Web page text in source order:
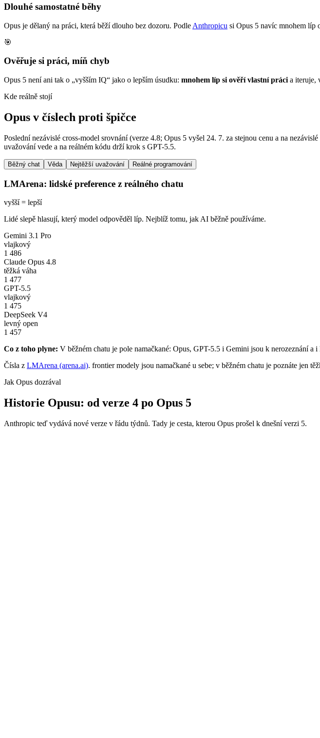
Dlouhé samostatné běhy
Opus je dělaný na práci, která běží dlouho bez dozoru. Podle Anthropicu si Opus 5 navíc mnohem líp
🎯
Ověřuje si práci, míň chyb
Opus 5 není ani tak o „vyšším IQ“ jako o lepším úsudku: mnohem líp si ověří vlastní práci a iteruje,
Kde reálně stojí
Opus v číslech proti špičce
Poslední nezávislé cross-model srovnání (verze 4.8; Opus 5 vyšel 24. 7. za stejnou cenu a na
uvažování vede a na reálném kódu drží krok s GPT-5.5.
Běžný chat Věda Nejtěžší uvažování Reálné programování
LMArena: lidské preference z reálného chatu
vyšší = lepší
Lidé slepě hlasují, který model odpověděl líp. Nejblíž tomu, jak AI běžně používáme.
Gemini 3.1 Pro
vlajkový
1 486
Claude Opus 4.8
těžká váha
1 477
GPT-5.5
vlajkový
1 475
DeepSeek V4
levný open
1 457
Co z toho plyne: V běžném chatu je pole namačkané: Opus, GPT-5.5 i Gemini jsou k nerozeznání
Čísla z LMArena (arena.ai). frontier modely jsou namačkané u sebe; v běžném chatu je poznáte jen
Jak Opus dozrával
Historie Opusu: od verze 4 po Opus 5
Anthropic teď vydává nové verze v řádu týdnů. Tady je cesta, kterou Opus prošel k dnešní verzi 5.